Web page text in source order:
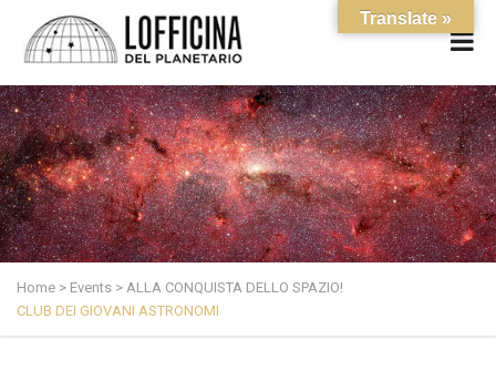
Home > Events > ALLA CONQUISTA DELLO SPAZIO!
CLUB DEI GIOVANI ASTRONOMI
Translate »